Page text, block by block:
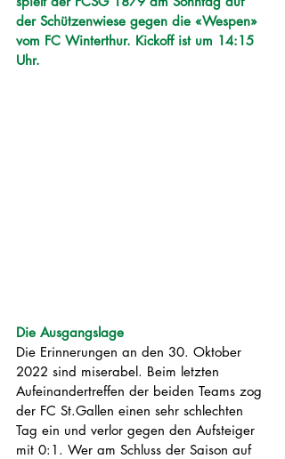
der Schützenwiese gegen die «Wespen»
vom FC Winterthur. Kickoff ist um 14:15
Uhr.
Die Ausgangslage
Die Erinnerungen an den 30. Oktober
2022 sind miserabel. Beim letzten
Aufeinandertreffen der beiden Teams zog
der FC St.Gallen einen sehr schlechten
Tag ein und verlor gegen den Aufsteiger
mit 0:1. Wer am Schluss der Saison auf